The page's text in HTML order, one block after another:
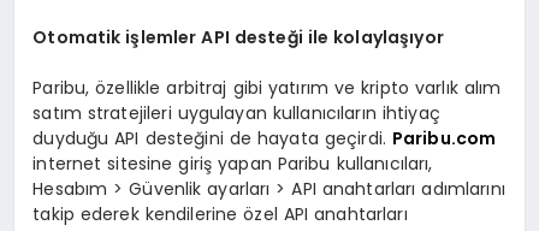
Otomatik işlemler API desteği ile kolaylaşıyor
Paribu, özellikle arbitraj gibi yatırım ve kripto varlık alım
satım stratejileri uygulayan kullanıcıların ihtiyaç
duyduğu API desteğini de hayata geçirdi. Paribu.com
internet sitesine giriş yapan Paribu kullanıcıları,
Hesabım > Güvenlik ayarları > API anahtarları adımlarını
takip ederek kendilerine özel API anahtarları